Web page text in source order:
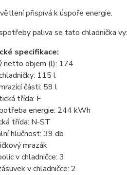
přispívá k úspoře energie.
paliva se tato chladnička
specifikace:
netto objem (l): 174
115 l
části: 59 l
třída: F
energie: 244 kWh
třída: N-ST
hlučnost: 39 db
mrazák
v chladničce: 3
v chladničce: 2